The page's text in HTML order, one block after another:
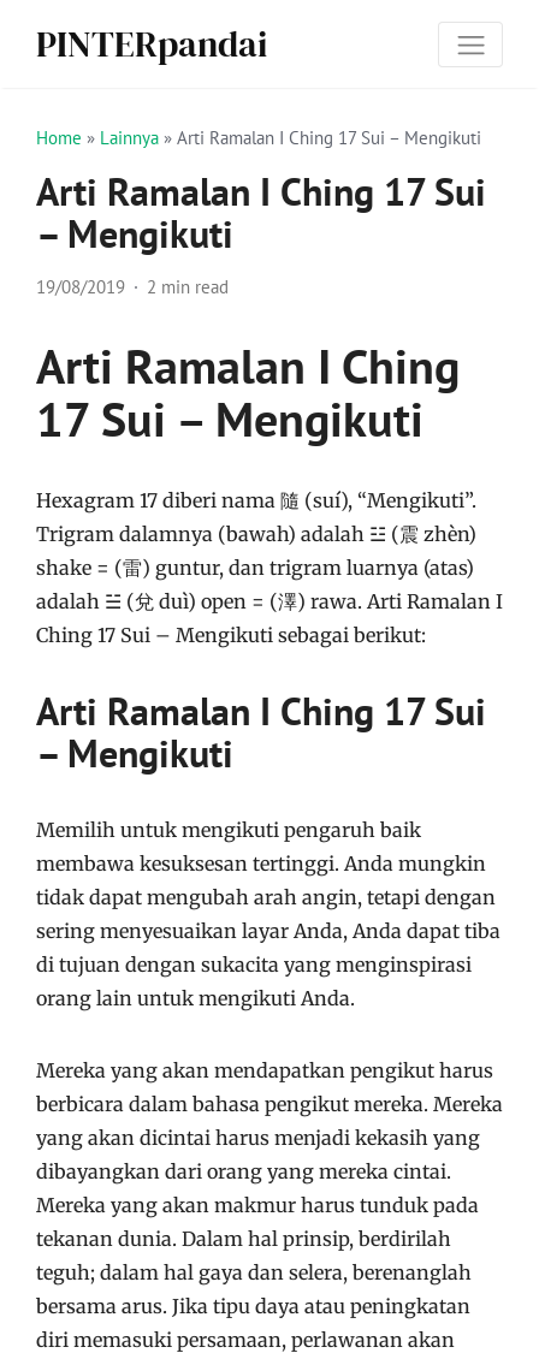
PINTERpandai
Home » Lainnya » Arti Ramalan I Ching 17 Sui – Mengikuti
Arti Ramalan I Ching 17 Sui
– Mengikuti
19/08/2019 2 min read
Arti Ramalan I Ching
17 Sui – Mengikuti
Hexagram 17 diberi nama 隨 (suí), “Mengikuti”.
Trigram dalamnya (bawah) adalah ☳ (震 zhèn)
shake = (雷) guntur, dan trigram luarnya (atas)
adalah ☱ (兌 duì) open = (澤) rawa. Arti Ramalan I
Ching 17 Sui – Mengikuti sebagai berikut:
Arti Ramalan I Ching 17 Sui
– Mengikuti
Memilih untuk mengikuti pengaruh baik
membawa kesuksesan tertinggi. Anda mungkin
tidak dapat mengubah arah angin, tetapi dengan
sering menyesuaikan layar Anda, Anda dapat tiba
di tujuan dengan sukacita yang menginspirasi
orang lain untuk mengikuti Anda.
Mereka yang akan mendapatkan pengikut harus
berbicara dalam bahasa pengikut mereka. Mereka
yang akan dicintai harus menjadi kekasih yang
dibayangkan dari orang yang mereka cintai.
Mereka yang akan makmur harus tunduk pada
tekanan dunia. Dalam hal prinsip, berdirilah
teguh; dalam hal gaya dan selera, berenanglah
bersama arus. Jika tipu daya atau peningkatan
diri memasuki persamaan, perlawanan akan